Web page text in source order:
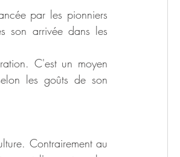
par les pionniers
son arrivée dans les
C'est un moyen
les goûts de son
Contrairement au